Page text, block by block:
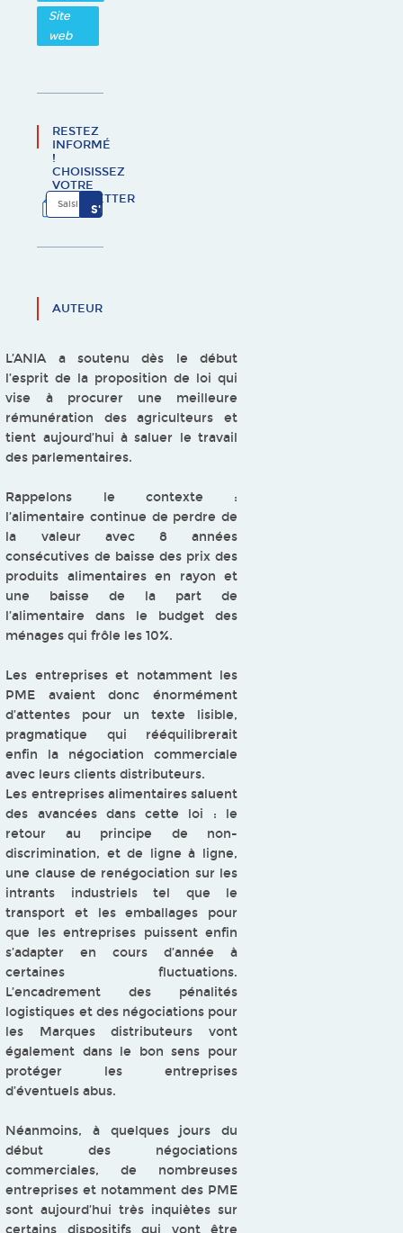
Site
web
RESTEZ
INFORMÉ
!
CHOISISSEZ
VOTRE
NEWSLETTER
AUTEUR
L’ANIA a soutenu dès le début
l’esprit de la proposition de loi qui
vise à procurer une meilleure
rémunération des agriculteurs et
tient aujourd’hui à saluer le travail
des parlementaires.
Rappelons le contexte :
l’alimentaire continue de perdre de
la valeur avec 8 années
consécutives de baisse des prix des
produits alimentaires en rayon et
une baisse de la part de
l’alimentaire dans le budget des
ménages qui frôle les 10%.
Les entreprises et notamment les
PME avaient donc énormément
d’attentes pour un texte lisible,
pragmatique qui rééquilibrerait
enfin la négociation commerciale
avec leurs clients distributeurs.
Les entreprises alimentaires saluent
des avancées dans cette loi : le
retour au principe de non-
discrimination, et de ligne à ligne,
une clause de renégociation sur les
intrants industriels tel que le
transport et les emballages pour
que les entreprises puissent enfin
s’adapter en cours d’année à
certaines fluctuations.
L’encadrement des pénalités
logistiques et des négociations pour
les Marques distributeurs vont
également dans le bon sens pour
protéger les entreprises
d’éventuels abus.
Néanmoins, à quelques jours du
début des négociations
commerciales, de nombreuses
entreprises et notamment des PME
sont aujourd’hui très inquiètes sur
certains dispositifs qui vont être